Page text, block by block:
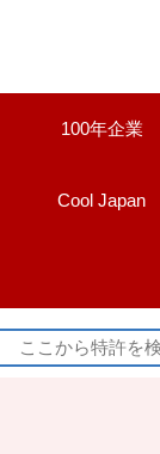
100年企業
Cool Japan